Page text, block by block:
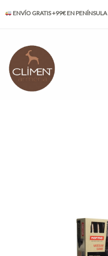
ENVÍO GRATIS +99€ EN PENÍNSULA